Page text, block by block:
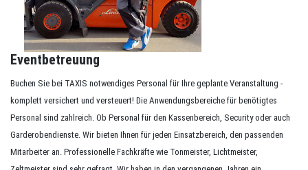
Eventbetreuung
Buchen Sie bei TAXIS notwendiges Personal für Ihre geplante Veranstaltung -
komplett versichert und versteuert! Die Anwendungsbereiche für benötigtes
Personal sind zahlreich. Ob Personal für den Kassenbereich, Security oder auch
Garderobendienste. Wir bieten Ihnen für jeden Einsatzbereich, den passenden
Mitarbeiter an. Professionelle Fachkräfte wie Tonmeister, Lichtmeister,